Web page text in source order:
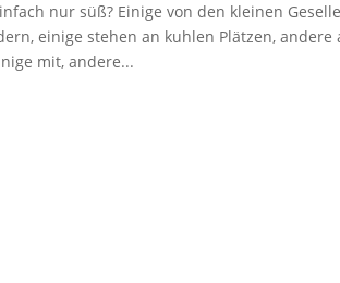
nur süß? Einige von den kleinen
einige stehen an kuhlen Plätzen, andere
mit, andere...